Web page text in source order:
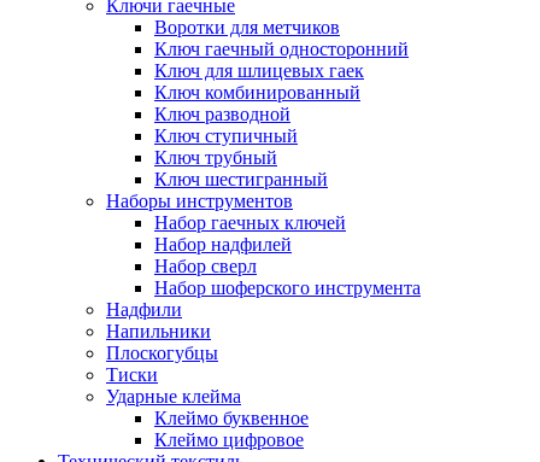
Ключи гаечные
Воротки для метчиков
Ключ гаечный односторонний
Ключ для шлицевых гаек
Ключ комбинированный
Ключ разводной
Ключ ступичный
Ключ трубный
Ключ шестигранный
Наборы инструментов
Набор гаечных ключей
Набор надфилей
Набор сверл
Набор шоферского инструмента
Надфили
Напильники
Плоскогубцы
Тиски
Ударные клейма
Клеймо буквенное
Клеймо цифровое